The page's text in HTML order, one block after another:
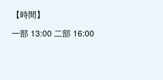
【時間】
一部 13:00 二部 16:00